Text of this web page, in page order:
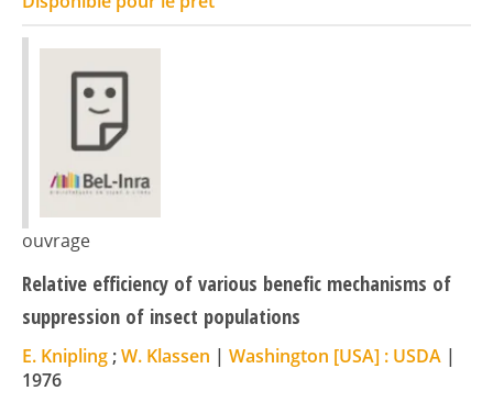
ouvrage
Relative efficiency of various benefic mechanisms of
suppression of insect populations
E. Knipling ;W. Klassen | Washington [USA] : USDA |
1976